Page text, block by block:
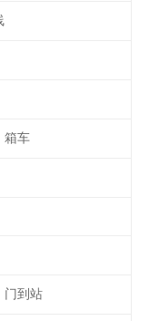
箱车
门到站